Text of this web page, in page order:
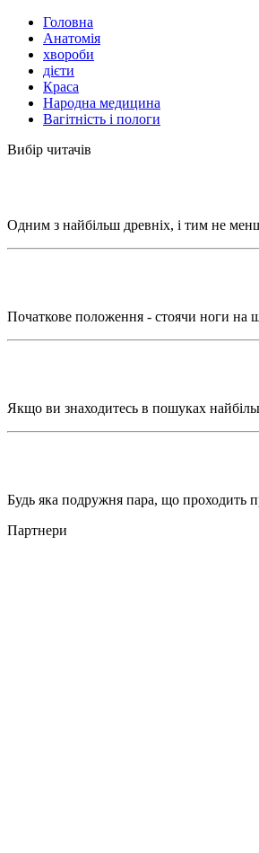
Головна
Анатомія
хвороби
дієти
Краса
Народна медицина
Вагітність і пологи
Вибір читачів
Одним з найбільш древніх, і тим не
Початкове положення - стоячи ноги на
Якщо ви знаходитесь в пошуках
Будь яка подружня пара, що проходить
Партнери